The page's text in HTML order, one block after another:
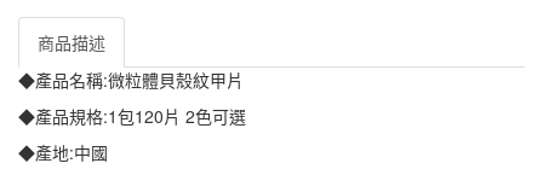
商品描述
◆產品名稱:微粒體貝殼紋甲片
◆產品規格:1包120片 2色可選
◆產地:中國